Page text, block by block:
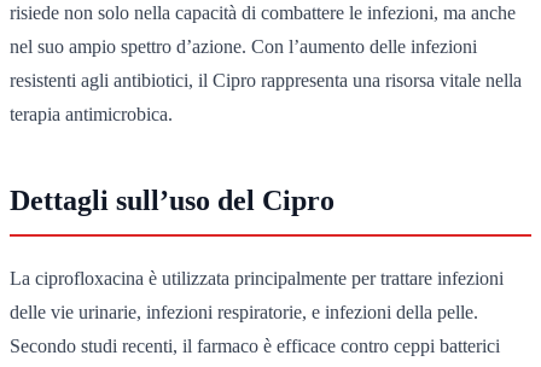
risiede non solo nella capacità di combattere le infezioni, ma anche
nel suo ampio spettro d’azione. Con l’aumento delle infezioni
resistenti agli antibiotici, il Cipro rappresenta una risorsa vitale nella
terapia antimicrobica.
Dettagli sull’uso del Cipro
La ciprofloxacina è utilizzata principalmente per trattare infezioni
delle vie urinarie, infezioni respiratorie, e infezioni della pelle.
Secondo studi recenti, il farmaco è efficace contro ceppi batterici